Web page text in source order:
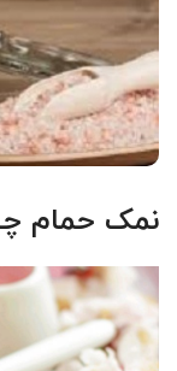
نمک حمام